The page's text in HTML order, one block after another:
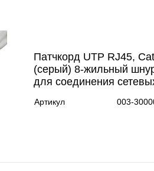
Патчкорд UTP RJ45,
(серый) 8-жильный
для соединения
Артикул 003-